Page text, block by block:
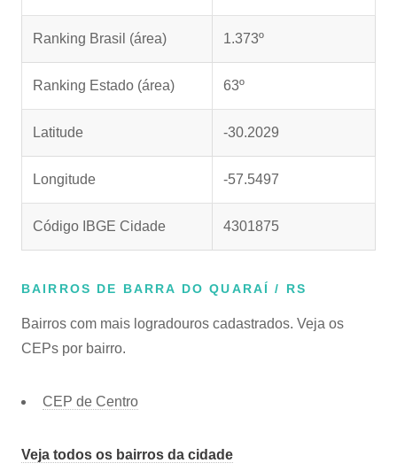
Ranking Brasil (área) 1.373º
Ranking Estado (área) 63º
Latitude -30.2029
Longitude -57.5497
Código IBGE Cidade 4301875
BAIRROS DE BARRA DO QUARAÍ / RS
Bairros com mais logradouros cadastrados. Veja os
CEPs por bairro.
CEP de Centro
Veja todos os bairros da cidade